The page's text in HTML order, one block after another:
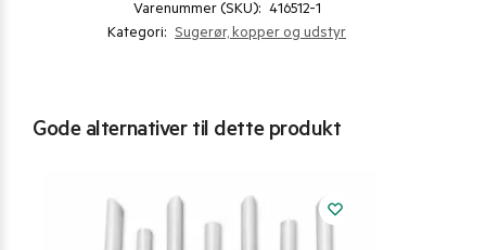
Varenummer (SKU): 416512-1
Kategori: Sugerør, kopper og udstyr
Gode alternativer til dette produkt